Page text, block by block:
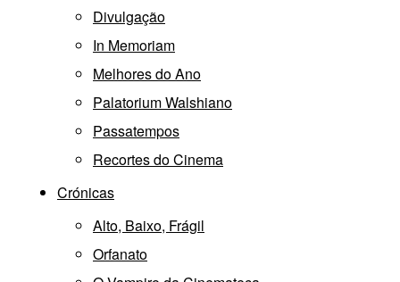
Divulgação
In Memoriam
Melhores do Ano
Palatorium Walshiano
Passatempos
Recortes do Cinema
Crónicas
Alto, Baixo, Frágil
Orfanato